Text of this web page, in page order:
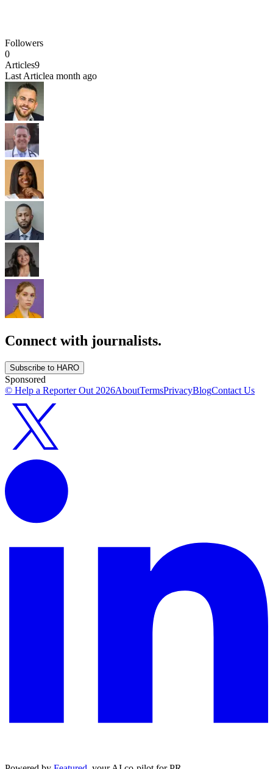
Followers
0
Articles9
Last Articlea month ago
Connect with journalists.
Subscribe to HARO
Sponsored
© Help a Reporter Out 2026AboutTermsPrivacyBlogContact Us